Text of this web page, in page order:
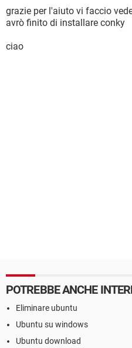
grazie per l'aiuto vi faccio
avrò finito di installare conky
ciao
POTREBBE ANCHE
Eliminare ubuntu
Ubuntu su windows
Ubuntu download